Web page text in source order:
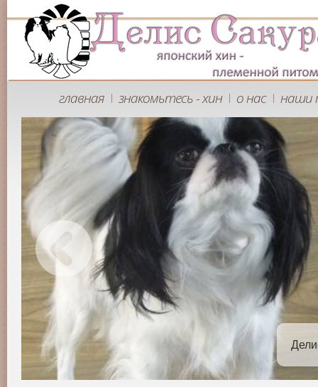
главная | знакомьтесь - хин | о нас | наши